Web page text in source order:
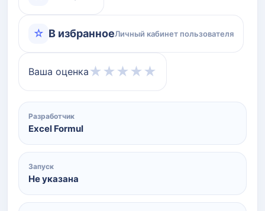
☆ В избранноеЛичный кабинет пользователя
Ваша оценка ★ ★ ★ ★ ★
Разработчик
Excel Formul
Запуск
Не указана